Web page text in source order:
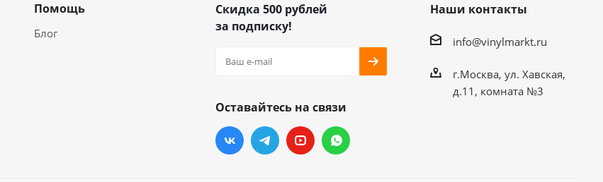
Помощь
Блог
Скидка 500 рублей
за подписку!
Оставайтесь на связи
Наши контакты
info@vinylmarkt.ru
г.Москва, ул. Хавская,
д.11, комната №3